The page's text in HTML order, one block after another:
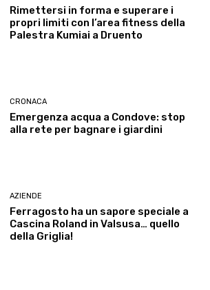
Rimettersi in forma e superare i
propri limiti con l’area fitness della
Palestra Kumiai a Druento
CRONACA
Emergenza acqua a Condove: stop
alla rete per bagnare i giardini
AZIENDE
Ferragosto ha un sapore speciale a
Cascina Roland in Valsusa… quello
della Griglia!